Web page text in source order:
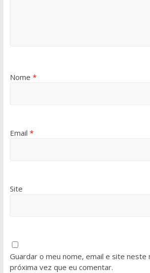
Nome *
Email *
Site
Guardar o meu nome, email e site neste
próxima vez que eu comentar.